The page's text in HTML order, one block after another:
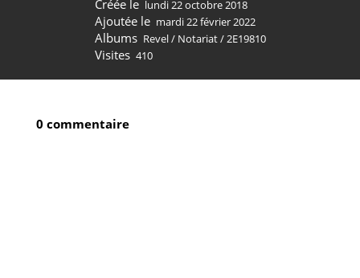
Créée le lundi 22 octobre 2018
Ajoutée le mardi 22 février 2022
Albums Revel/ Notariat/2E19810
Visites 410
0 commentaire